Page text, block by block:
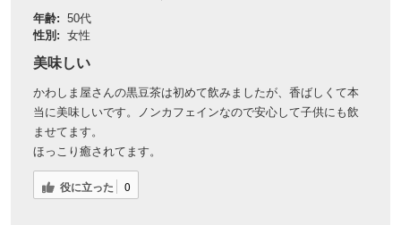
年齢: 50代
性別: 女性
美味しい
かわしま屋さんの黒豆茶は初めて飲みましたが、香ばしくて本
当に美味しいです。ノンカフェインなので安心して子供にも飲
ませてます。
ほっこり癒されてます。
役に立った 0